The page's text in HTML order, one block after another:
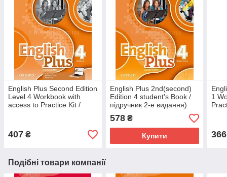
English Plus Second Edition
Level 4 Workbook with
access to Practice Kit /
407 ₴
English Plus 2nd(second)
Edition 4 student's Book /
підручник 2-е видання)
578₴
Купити
1
366
Подібні товари компанії